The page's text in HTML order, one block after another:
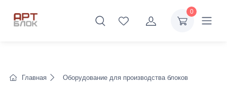
0
Главная Оборудование для производства блоков